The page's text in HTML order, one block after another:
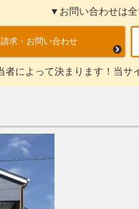
▼お問い合わせは
求・お問い合わせ
者によって決まります！当サ